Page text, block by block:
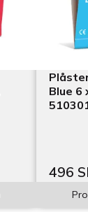
Blue 6
496